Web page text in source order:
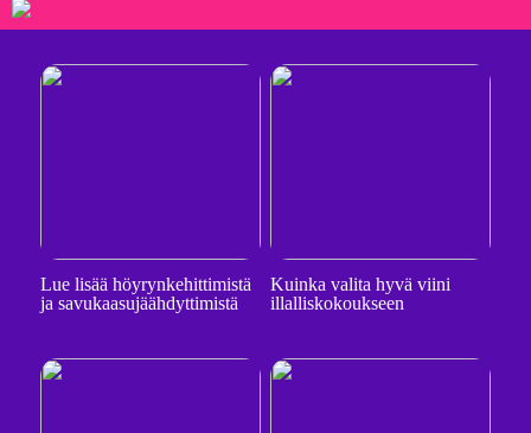
Lue lisää höyrynkehittimistä
ja savukaasujäähdyttimistä
Kuinka valita hyvä viini
illalliskokoukseen